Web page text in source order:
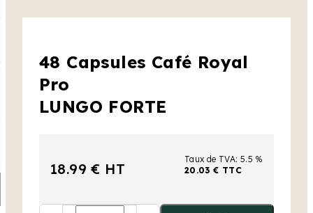
48 Capsules Café Royal
Pro
LUNGO FORTE
18.99 € HT
Taux de TVA: 5.5 %
20.03 € TTC